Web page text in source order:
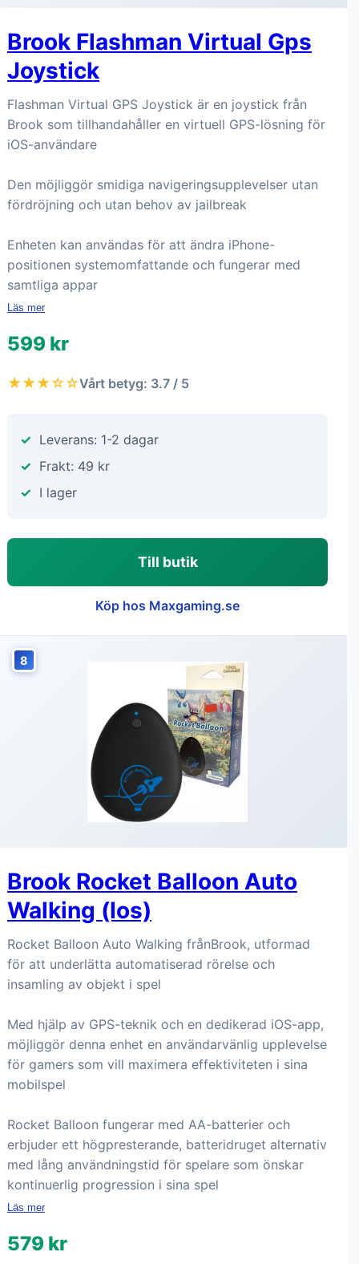
Brook Flashman Virtual Gps
Joystick
Flashman Virtual GPS Joystick är en joystick från
Brook som tillhandahåller en virtuell GPS-lösning för
iOS-användare
Den möjliggör smidiga navigeringsupplevelser utan
fördröjning och utan behov av jailbreak
Enheten kan användas för att ändra iPhone-
positionen systemomfattande och fungerar med
samtliga appar
Läs mer
599 kr
★★★☆☆Vårt betyg: 3.7 / 5
Leverans: 1-2 dagar
Frakt: 49 kr
I lager
Till butik
Köp hos Maxgaming.se
8
Brook Rocket Balloon Auto
Walking (Ios)
Rocket Balloon Auto Walking frånBrook, utformad
för att underlätta automatiserad rörelse och
insamling av objekt i spel
Med hjälp av GPS-teknik och en dedikerad iOS-app,
möjliggör denna enhet en användarvänlig upplevelse
för gamers som vill maximera effektiviteten i sina
mobilspel
Rocket Balloon fungerar med AA-batterier och
erbjuder ett högpresterande, batteridruget alternativ
med lång användningstid för spelare som önskar
kontinuerlig progression i sina spel
Läs mer
579 kr